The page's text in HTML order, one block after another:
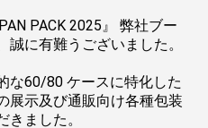
PACK 2025』 弊社ブー
に有難うございました。
な60/80 ケースに特化した
展示及び通販向け各種包装
ました。